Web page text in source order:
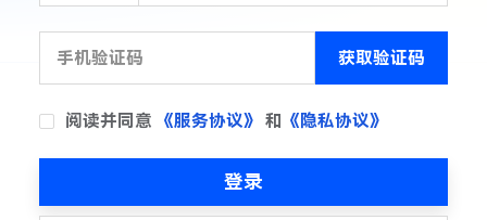
获取验证码
阅读并同意 《服务协议》 和 《隐私协议》
登录